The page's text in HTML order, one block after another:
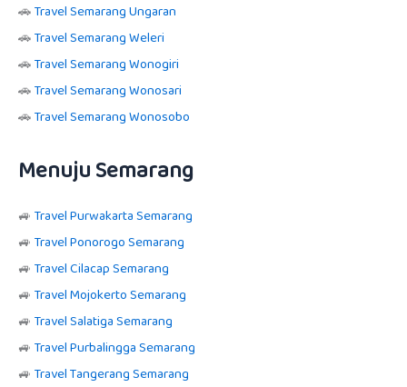
🚗Travel Semarang Ungaran
🚗Travel Semarang Weleri
🚗Travel Semarang Wonogiri
🚗Travel Semarang Wonosari
🚗Travel Semarang Wonosobo
Menuju Semarang
🚙 Travel Purwakarta Semarang
🚙 Travel Ponorogo Semarang
🚙 Travel Cilacap Semarang
🚙 Travel Mojokerto Semarang
🚙 Travel Salatiga Semarang
🚙 Travel Purbalingga Semarang
🚙 Travel Tangerang Semarang